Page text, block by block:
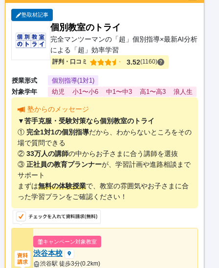
塾取材記事
個別教室のトライ
完全マンツーマンの「超」個別指導×最新AI分析
による「超」効率学習
評判・口コミ 3.52(1160)
授業形式
個別指導(1対1)
対象学年
幼児 小1〜小6 中1〜中3 高1〜高3 浪人生
塾からのメッセージ
▼苦手克服・受験対策なら個別教室のトライ
① 完全1対1の個別指導だから、わからないところをその
場で質問できる
② 33万人の講師の中からお子さまに合う講師を選抜
③ 正社員の教育プランナーが、学習計画や進路相談まで
サポート
まずは無料の体験授業で、教室の雰囲気やお子さまに合
った学習プランをご確認ください！
キャンペーン対象教室
渋谷本校
渋谷駅 徒歩3分(0.2km)